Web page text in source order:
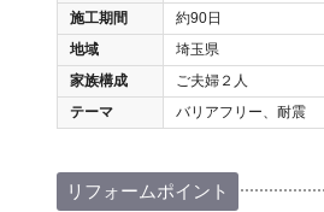
施工期間
約90日
地域
埼玉県
家族構成
ご夫婦２人
テーマ
バリアフリー、耐震
リフォームポイント